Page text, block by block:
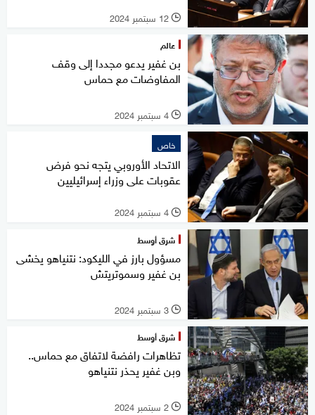
l 12 سبتمبر 2024
عالم
بن غفير يدعو مجددا إلى وقف
المفاوضات مع حماس
l 4 سبتمبر 2024
خاص
الاتحاد الأوروبي يتجه نحو فرض
عقوبات على وزراء إسرائيليين
l 4 سبتمبر 2024
شرق أوسط
مسؤول بارز في الليكود: نتنياهو يخشى
بن غفير وسموتريتش
l 3 سبتمبر 2024
شرق أوسط
تظاهرات رافضة لاتفاق مع حماس..
وبن غفير يحذر نتنياهو
l 2 سبتمبر 2024